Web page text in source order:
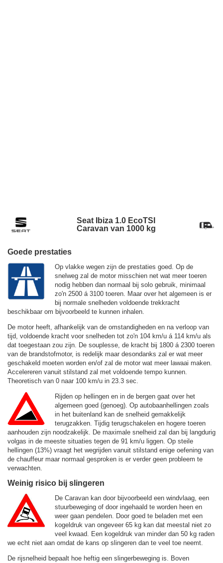
Seat Ibiza 1.0 EcoTSI
Caravan van 1000 kg
Goede prestaties
Op vlakke wegen zijn de prestaties goed. Op de
snelweg zal de motor misschien net wat meer toeren
nodig hebben dan normaal bij solo gebruik, minimaal
zo'n 2500 á 3100 toeren. Maar over het algemeen is er
bij normale snelheden voldoende trekkracht
beschikbaar om bijvoorbeeld te kunnen inhalen.
De motor heeft, afhankelijk van de omstandigheden en na verloop van
tijd, voldoende kracht voor snelheden tot zo'n 104 km/u á 114 km/u als
dat toegestaan zou zijn. De souplesse, de kracht bij 1800 á 2300 toeren
van de brandstofmotor, is redelijk maar desondanks zal er wat meer
geschakeld moeten worden en/of zal de motor wat meer lawaai maken.
Accelereren vanuit stilstand zal met voldoende tempo kunnen.
Theoretisch van 0 naar 100 km/u in 23.3 sec.
Rijden op hellingen en in de bergen gaat over het
algemeen goed (genoeg). Op autobaanhellingen zoals
in het buitenland kan de snelheid gemakkelijk
terugzakken. Tijdig terugschakelen en hogere toeren
aanhouden zijn noodzakelijk. De maximale snelheid zal dan bij langdurig
volgas in de meeste situaties tegen de 91 km/u liggen. Op steile
hellingen (13%) vraagt het wegrijden vanuit stilstand enige oefening van
de chauffeur maar normaal gesproken is er verder geen probleem te
verwachten.
Weinig risico bij slingeren
De Caravan kan door bijvoorbeeld een windvlaag, een
stuurbeweging of door ingehaald te worden heen en
weer gaan pendelen. Door goed te beladen met een
kogeldruk van ongeveer 65 kg kan dat meestal niet zo
veel kwaad. Een kogeldruk van minder dan 50 kg raden
we echt niet aan omdat de kans op slingeren dan te veel toe neemt.
De rijsnelheid bepaalt hoe heftig een slingerbeweging is. Boven